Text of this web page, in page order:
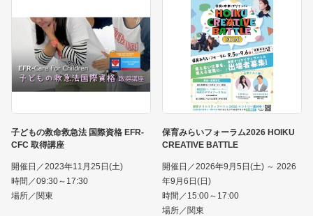
子どもの救命救急法 国際資格 EFR-
CFC 取得講座
開催日／2023年11月25日(土)
時間／09:30～17:30
場所／関東
保育みらいフォーラム2026 HOIKU
CREATIVE BATTLE
開催日／2026年9月5日(土) ～ 2026
年9月6日(日)
時間／15:00～17:00
場所／関東